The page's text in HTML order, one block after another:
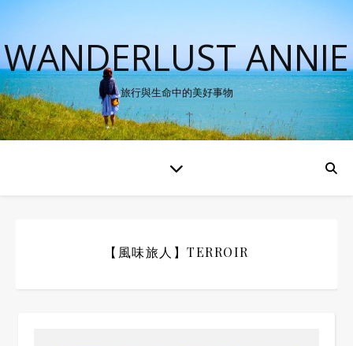
WANDERLUST ANNIE
旅行與生命中的美好事物
【風味旅人】TERROIR